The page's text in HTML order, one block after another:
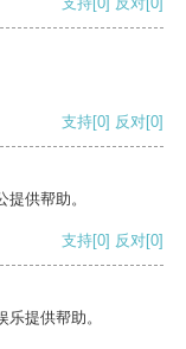
支持[0] 反对[0]
供帮助。
支持[0] 反对[0]
提供帮助。